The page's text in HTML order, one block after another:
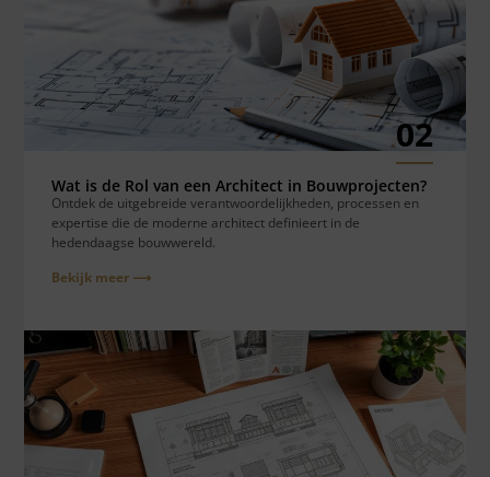
02
Wat is de Rol van een Architect in Bouwprojecten?
Ontdek de uitgebreide verantwoordelijkheden, processen en
expertise die de moderne architect definieert in de
hedendaagse bouwwereld.
Bekijk meer ⟶